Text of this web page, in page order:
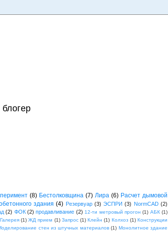
(8) Бестолковщина (7) Лира (6) Расчет дымовой
здания (4) Резервуар (3) ЭСПРИ (3) NormCAD (2)
(2) ФОК (2) продавливание (2) 12-ти метровый прогон (1) АБК (1)
Галерея (1) ЖД прием (1) Запрос (1) Клейн (1) Колхоз (1) Конструкции
стен из штучных материалов (1) Монолитное здание